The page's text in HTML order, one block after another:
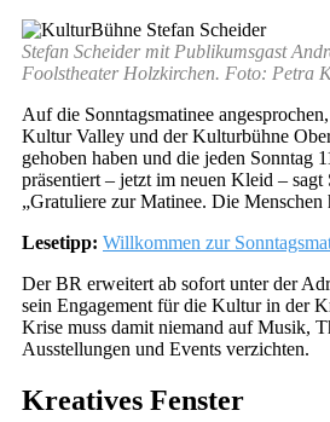
Stefan Scheider mit Publikumsgast
Foolstheater Holzkirchen. Foto: Petra
Auf die Sonntagsmatinee
Kultur Valley und der Kulturbühne
gehoben haben und die jeden Sonntag
präsentiert – jetzt im neuen Kleid – sagt
„Gratuliere zur Matinee. Die
Lesetipp: Willkommen zur
Der BR erweitert ab sofort unter der
sein Engagement für die Kultur in der
Krise muss damit niemand auf Musik,
Ausstellungen und Events verzichten.
Kreatives Fenster